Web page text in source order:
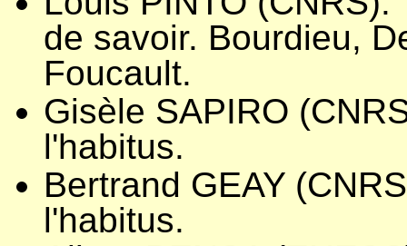
de savoir. Bourdieu,
Foucault.
Gisèle SAPIRO
l'habitus.
Bertrand GEAY
l'habitus.